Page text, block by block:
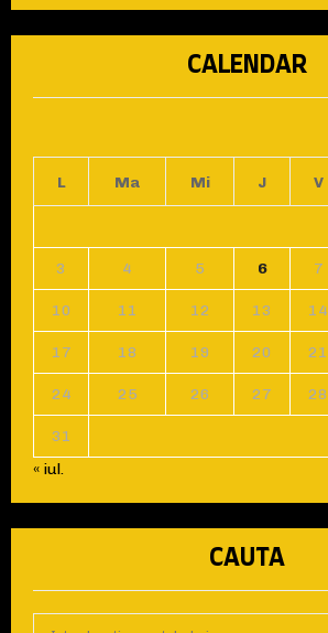
CALENDAR
L Ma Mi J V
3 4 5 6 7
10 11 12 13 14
17 18 19 20 21
24 25 26 27 28
31
« iul.
CAUTA